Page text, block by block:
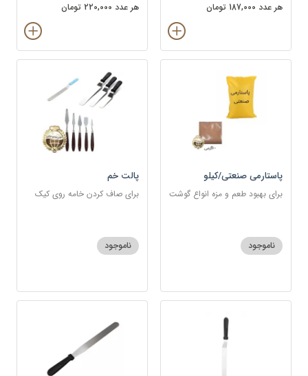
هر عدد 187,000 تومان هر عدد 220,000 تومان
پاستارمی صنعتی/کیلو
برای بهبود طعم و مزه انواع گوشت
ناموجود
پالت خم
برای صاف کردن خامه روی کیک
ناموجود